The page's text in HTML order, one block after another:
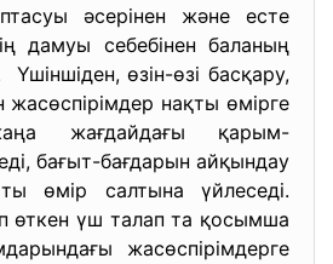
әсерінен және есте
дамуы себебінен баланың
өзін-өзі басқару,
жасөспірімдер нақты өмірге
жағдайдағы қарым-
бағыт-бағдарын айқындау
өмір салтына үйлеседі.
өткен үш талап та қосымша
жасөспірімдерге